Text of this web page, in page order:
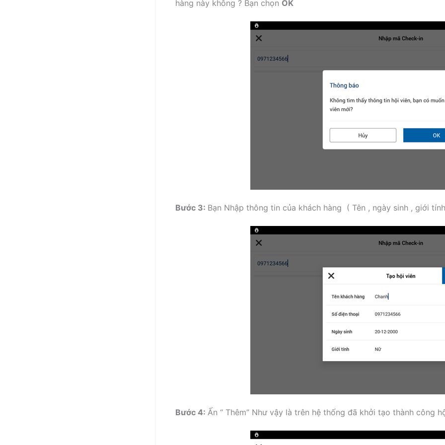
hàng này không ? Bạn chọn OK
Bước 3: Bạn Nhập thông tin của khách hàng ( Tên , ngày sinh , giới
Bước 4: Ấn “ Thêm” Như vậy là trên hệ thống đã khởi tạo thành công